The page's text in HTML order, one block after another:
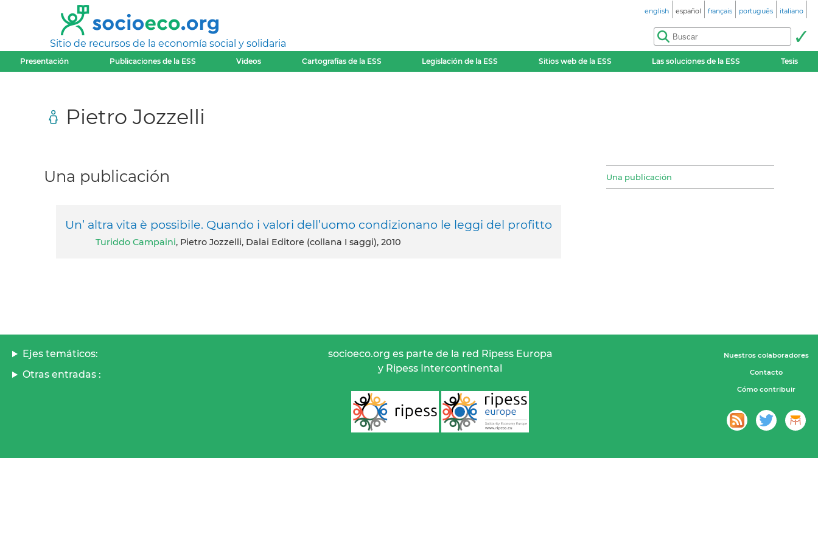
Sitio de recursos de la economía social y solidaria
english español français português italiano
Presentación Publicaciones de la ESS Videos Cartografías de la ESS Legislación de la ESS Sitios web de la ESS Las soluciones de la ESS Tesis
Pietro Jozzelli
Una publicación
Una publicación
Un’ altra vita è possibile. Quando i valori dell’uomo condizionano le leggi del profitto
Turiddo Campaini, Pietro Jozzelli, Dalai Editore (collana I saggi), 2010
Ejes temáticos:
Otras entradas :
socioeco.org es parte de la red Ripess Europa
y Ripess Intercontinental
Nuestros colaboradores
Contacto
Cómo contribuir